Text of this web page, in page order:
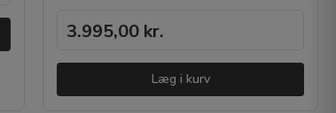
3.995,00 kr.
Læg i kurv